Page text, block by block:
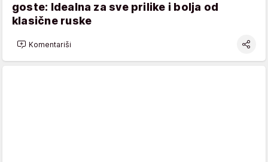
goste: Idealna za sve prilike i bolja od
klasične ruske
Komentariši